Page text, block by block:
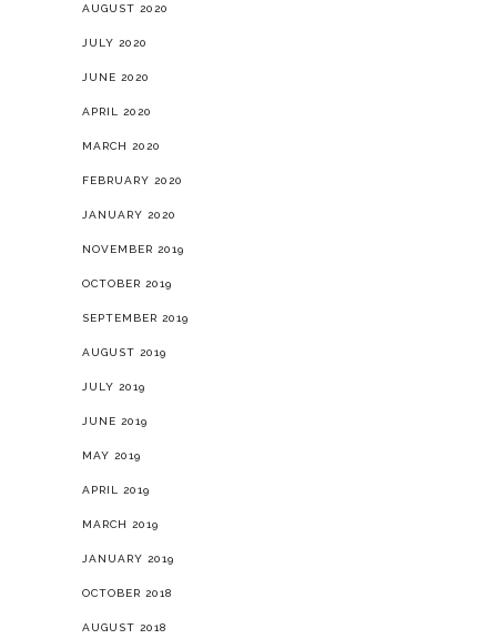
AUGUST 2020
JULY 2020
JUNE 2020
APRIL 2020
MARCH 2020
FEBRUARY 2020
JANUARY 2020
NOVEMBER 2019
OCTOBER 2019
SEPTEMBER 2019
AUGUST 2019
JULY 2019
JUNE 2019
MAY 2019
APRIL 2019
MARCH 2019
JANUARY 2019
OCTOBER 2018
AUGUST 2018